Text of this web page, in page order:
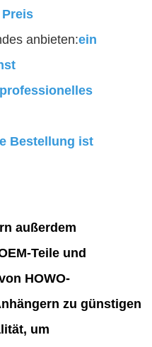
anbieten:ein
Bestellung ist
außerdem
Teile und
HOWO-
zu günstigen
um